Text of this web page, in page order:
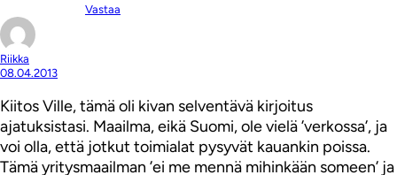
Vastaa
Riikka
08.04.2013
Kiitos Ville, tämä oli kivan selventävä kirjoitus
ajatuksistasi. Maailma, eikä Suomi, ole vielä ’verkossa’, ja
voi olla, että jotkut toimialat pysyvät kauankin poissa.
Tämä yritysmaailman ’ei me mennä mihinkään someen’ ja